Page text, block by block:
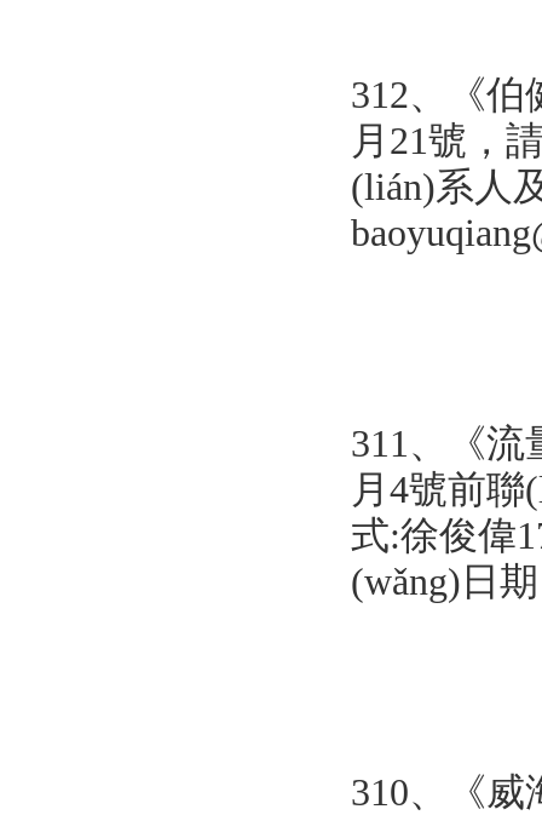
312、 《伯
月21號，
(lián)系人
311、《
月4號前
式:徐俊偉
(wǎng)日
310、《威